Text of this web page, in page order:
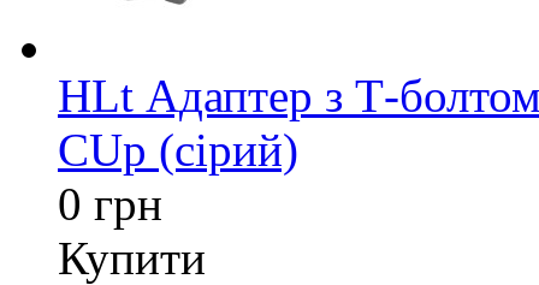
HLt Адаптер з Т-
CUp (сірий)
0 грн
Купити